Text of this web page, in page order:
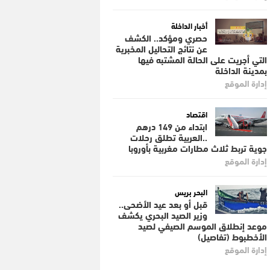
أخبار الداخلة
حصري ومؤكد.. الكشف
عن نتائج التحاليل المخبرية
التي أجريت على الحالة المشتبه فيها
بمدينة الداخلة
إدارة الموقع
اقتصاد
ابتداء من 149 درهم
..العربية تطلق رحلات
جوية تربط ثلاث مطارات مغربية بأوروبا
إدارة الموقع
البحر بريس
قبل أو بعد عيد الأضحى..
وزير الصيد البحري يكشف
موعد إنطلاق الموسم الصيفي لصيد
الأخطبوط (تفاصيل)
إدارة الموقع